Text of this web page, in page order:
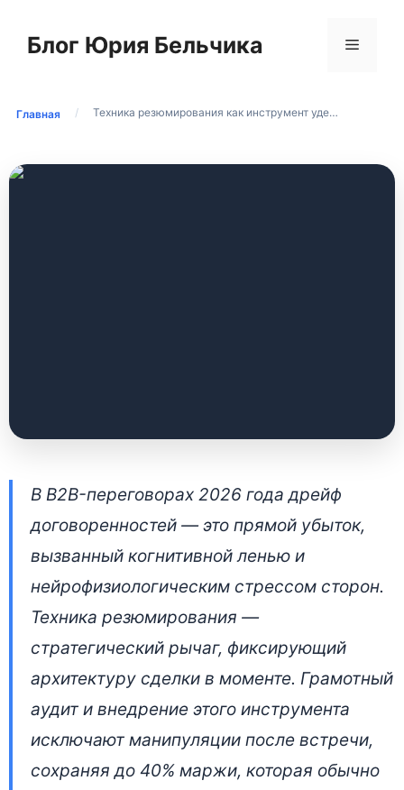
содержимому
Блог Юрия Бельчика Меню
Главная / Техника резюмирования как инструмент уде…
Техника
резюмирования как
инструмент
удержания маржи в
b2b-переговорах
25 апреля 2026 • 👁 6 502 прочтений
В B2B-переговорах 2026 года дрейф
договоренностей — это прямой убыток,
вызванный когнитивной ленью и
нейрофизиологическим стрессом сторон.
Техника резюмирования —
стратегический рычаг, фиксирующий
архитектуру сделки в моменте. Грамотный
аудит и внедрение этого инструмента
исключают манипуляции после встречи,
сохраняя до 40% маржи, которая обычно